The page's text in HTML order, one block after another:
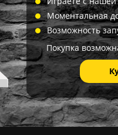
Моментальная
Возможность
Покупка